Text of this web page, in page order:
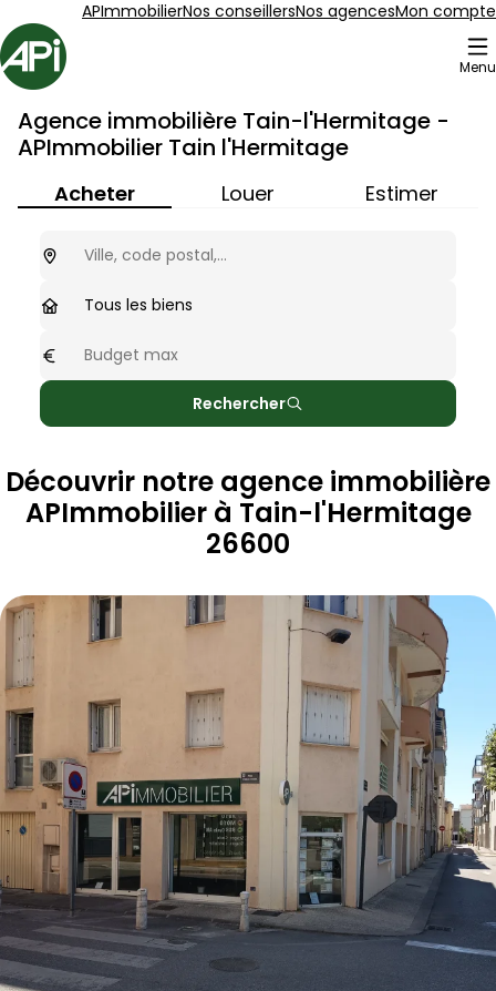
APImmobilierNos conseillersNos agencesMon compte
Accueil
Menu
Agence immobilière Tain-l'Hermitage -
APImmobilier Tain l'Hermitage
Acheter Louer Estimer
Tous les biens
Rechercher
Découvrir notre agence immobilière
APImmobilierà Tain-l'Hermitage
26600